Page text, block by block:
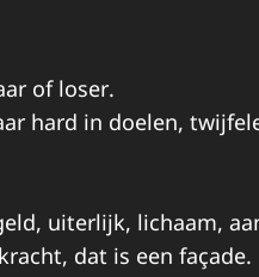
of loser.
hard in doelen,
uiterlijk, lichaam,
dat is een façade.